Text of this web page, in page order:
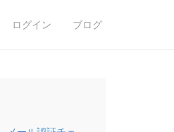
ログイン ブログ